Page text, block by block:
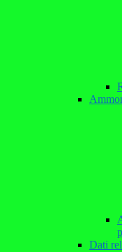
Dati